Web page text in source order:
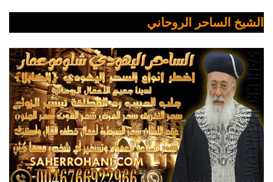
الشيخ الساحر الروحاني